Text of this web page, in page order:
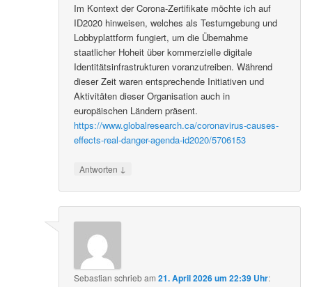
Im Kontext der Corona-Zertifikate möchte ich auf
ID2020 hinweisen, welches als Testumgebung und
Lobbyplattform fungiert, um die Übernahme
staatlicher Hoheit über kommerzielle digitale
Identitätsinfrastrukturen voranzutreiben. Während
dieser Zeit waren entsprechende Initiativen und
Aktivitäten dieser Organisation auch in
europäischen Ländern präsent.
https://www.globalresearch.ca/coronavirus-causes-
effects-real-danger-agenda-id2020/5706153
Antworten ↓
Sebastian schriebam21. April 2026 um 22:39 Uhr: